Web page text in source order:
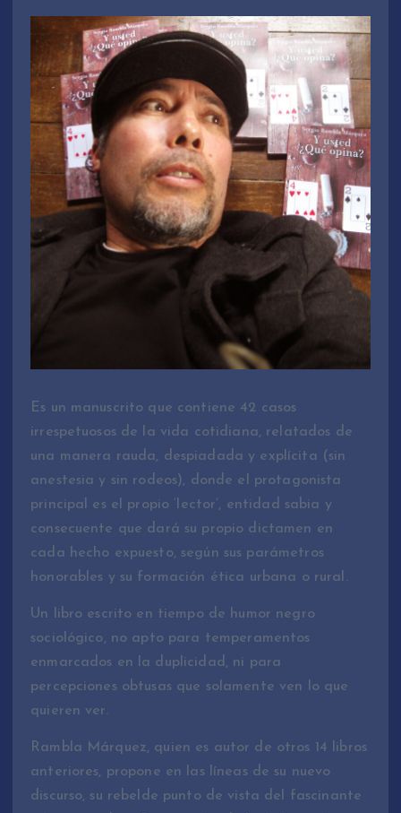
Es un manuscrito que contiene 42 casos
irrespetuosos de la vida cotidiana, relatados de
una manera rauda, despiadada y explícita (sin
anestesia y sin rodeos), donde el protagonista
principal es el propio ‘lector’, entidad sabia y
consecuente que dará su propio dictamen en
cada hecho expuesto, según sus parámetros
honorables y su formación ética urbana o rural.
Un libro escrito en tiempo de humor negro
sociológico, no apto para temperamentos
enmarcados en la duplicidad, ni para
percepciones obtusas que solamente ven lo que
quieren ver.
Rambla Márquez, quien es autor de otros 14 libros
anteriores, propone en las líneas de su nuevo
discurso, su rebelde punto de vista del fascinante